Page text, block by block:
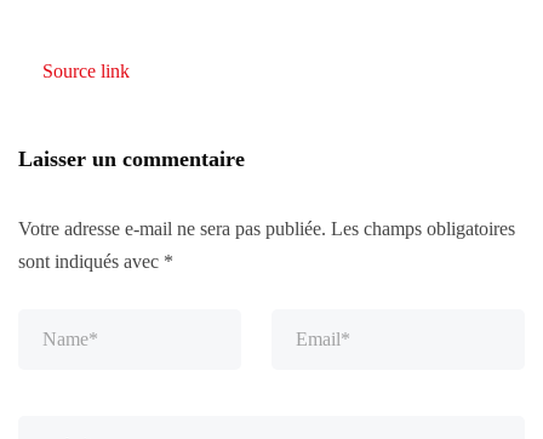
Source link
Laisser un commentaire
Votre adresse e-mail ne sera pas publiée. Les champs obligatoires
sont indiqués avec *